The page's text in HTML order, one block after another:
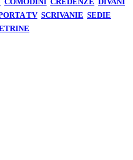
TV SCRIVANIE SEDIE